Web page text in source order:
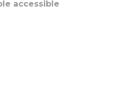
accessible